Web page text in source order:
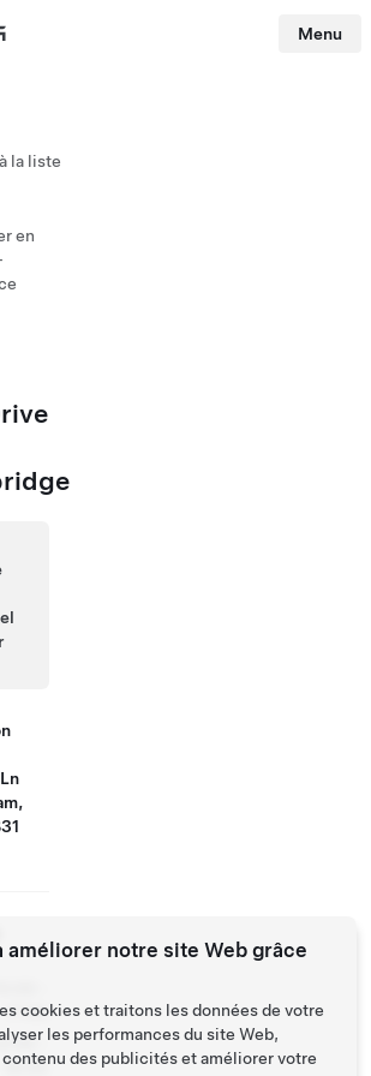
Menu
la liste
en
17:00
-
16:00
améliorer notre site Web grâce
cookies et traitons les données de votre
les performances du site Web,
des publicités et améliorer votre